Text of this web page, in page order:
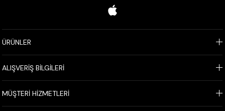
ÜRÜNLER
ALIŞVERİŞ BİLGİLERİ
MÜŞTERİ HİZMETLERİ